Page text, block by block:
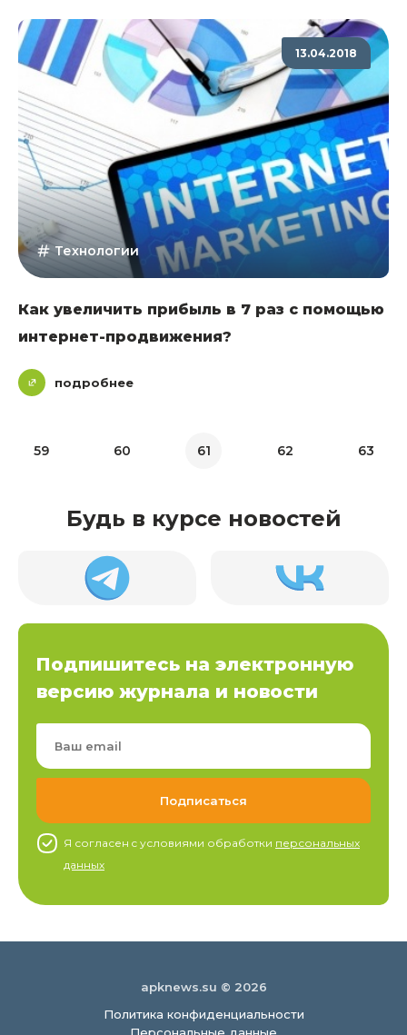
13.04.2018
Технологии
Как увеличить прибыль в 7 раз с помощью
интернет-продвижения?
подробнее
59 60 61 62 63
Будь в курсе новостей
Подпишитесь на электронную
версию журнала и новости
Я согласен c условиями обработки персональных
данных
apknews.su © 2026
Политика конфиденциальности